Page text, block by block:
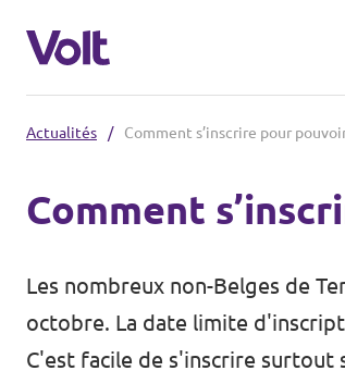
Français
À propos de Volt
Actualités / Comment s’inscrire pour
Comment
Les nombreux non-Belges de
octobre. La date limite
C'est facile de s'inscrire surtout